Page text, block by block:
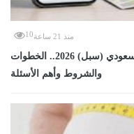
منذ 21 ساعة 10
تحديث العنوان الوطني في البريد السعودي (سبل) 2026.. الخطوات
والشروط وأهم الأسئلة